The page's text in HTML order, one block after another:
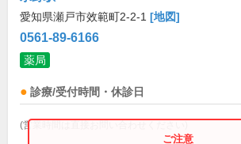
愛知県瀬戸市效範町2-2-1 [地図]
0561-89-6166
薬局
診療/受付時間・休診日
(営業時間は直接お問い合わせください)